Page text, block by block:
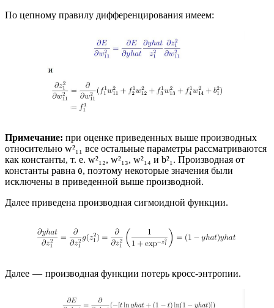
По цепному правилу дифференцирования имеем:
Примечание: при оценке приведенных выше производных
относительно w²₁₁ все остальные параметры рассматриваются
как константы, т. е. w²₁₂, w²₁₃, w²₁₄ и b²₁. Производная от
константы равна 0, поэтому некоторые значения были
исключены в приведенной выше производной.
Далее приведена производная сигмоидной функции.
Далее — производная функции потерь кросс-энтропии.